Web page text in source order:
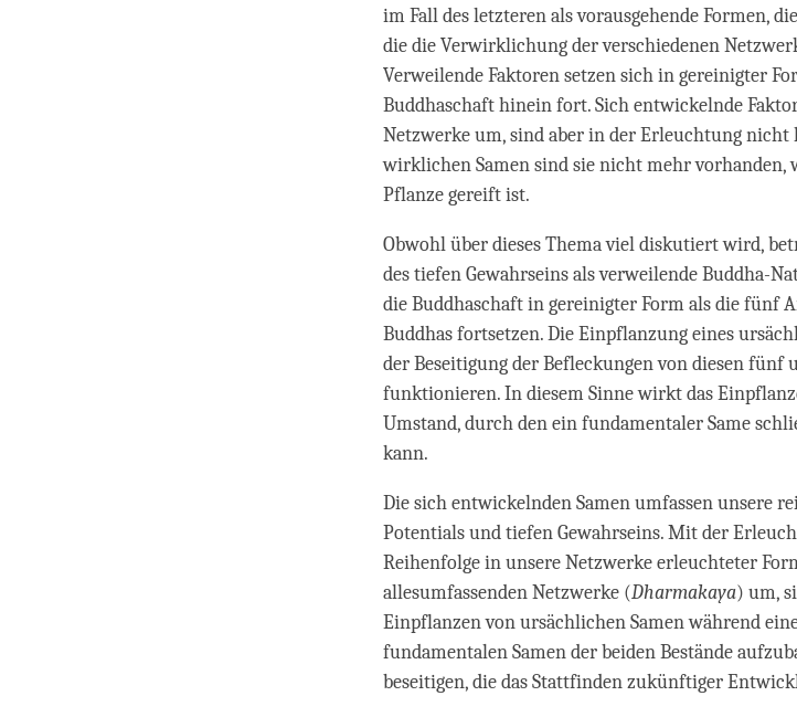
im Fall des letzteren als vorausgehende Formen,
die die Verwirklichung der verschiedenen
Verweilende Faktoren setzen sich in gereinigter
Buddhaschaft hinein fort. Sich entwickelnde
Netzwerke um, sind aber in der Erleuchtung nicht
wirklichen Samen sind sie nicht mehr vorhanden,
Pflanze gereift ist.
Obwohl über dieses Thema viel diskutiert wird,
des tiefen Gewahrseins als verweilende Buddha-
die Buddhaschaft in gereinigter Form als die fünf
Buddhas fortsetzen. Die Einpflanzung eines
der Beseitigung der Befleckungen von diesen fünf
funktionieren. In diesem Sinne wirkt das
Umstand, durch den ein fundamentaler Same
kann.
Die sich entwickelnden Samen umfassen unsere
Potentials und tiefen Gewahrseins. Mit der
Reihenfolge in unsere Netzwerke erleuchteter
allesumfassenden Netzwerke (Dharmakaya) um,
Einpflanzen von ursächlichen Samen während
fundamentalen Samen der beiden Bestände
beseitigen, die das Stattfinden zukünftiger